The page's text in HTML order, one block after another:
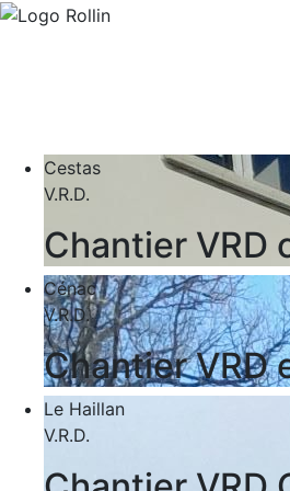
Cestas
V.R.D.
Chantier VRD
Cénac
V.R.D.
Chantier VRD
Le Haillan
V.R.D.